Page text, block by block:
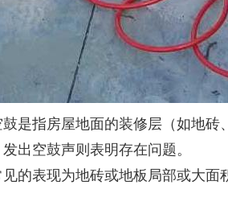
鼓是指房屋地面的装修层（如地
出空鼓声则表明存在问题。
见的表现为地砖或地板局部或大